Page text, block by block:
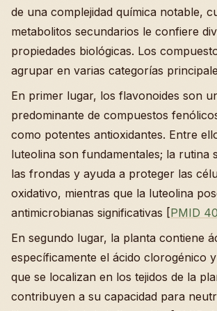
de una complejidad química notable,
metabolitos secundarios le confiere
propiedades biológicas. Los
agrupar en varias categorías
En primer lugar, los flavonoides son
predominante de compuestos
como potentes antioxidantes. Entre
luteolina son fundamentales; la rutina
las frondas y ayuda a proteger las
oxidativo, mientras que la luteolina
antimicrobianas significativas [PMID
En segundo lugar, la planta contiene
específicamente el ácido clorogénico
que se localizan en los tejidos de la
contribuyen a su capacidad para